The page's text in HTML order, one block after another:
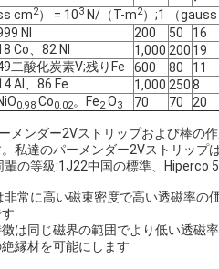
cm2） = 103 N/（T-m2）;1 （
NI 200 50 16
Co、82 NI 1,000 200 19
二酸化炭素V;残りFe 600 80 11
Al、86 Fe 1,000 2508
0.98 Co0.02。Fe2 O3 70 70 20
メンダー2Vストリップおよび棒の
私達のパーメンダー2Vストリップ
輩の等級:1J22中国の標準、Hiperco
常に高い磁束密度で高い透磁率の
は同じ磁界の範囲でより低い透磁
縁材を可能にします